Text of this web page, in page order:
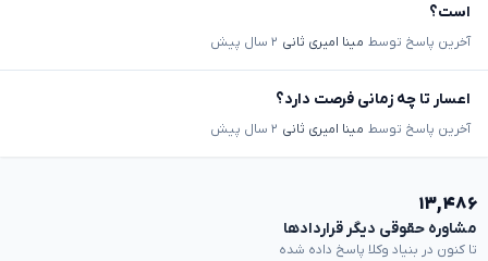
است؟
آخرین پاسخ توسط مینا امیری ثانی ۲ سال پیش
اعسار تا چه زمانی فرصت دارد؟
آخرین پاسخ توسط مینا امیری ثانی ۲ سال پیش
۱۳,۴۸۶
مشاوره حقوقی دیگر قراردادها
تا کنون در بنیاد وکلا پاسخ داده شده